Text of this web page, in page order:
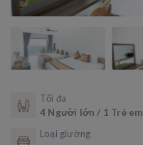
Tối đa
4 Người lớn / 1 Trẻ em
Loại giường